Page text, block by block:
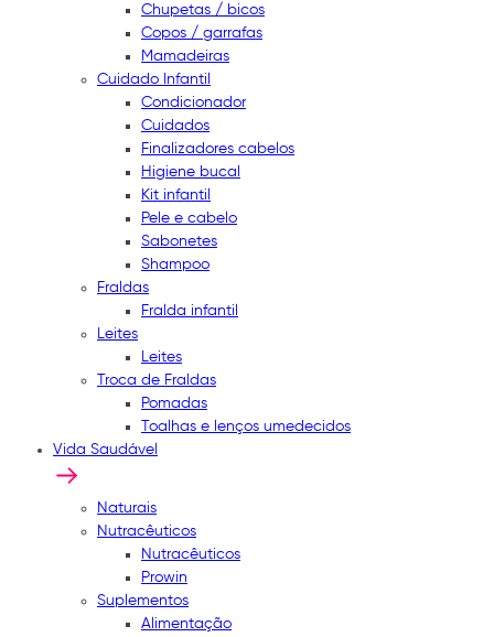
Chupetas / bicos
Copos / garrafas
Mamadeiras
Cuidado Infantil
Condicionador
Cuidados
Finalizadores cabelos
Higiene bucal
Kit infantil
Pele e cabelo
Sabonetes
Shampoo
Fraldas
Fralda infantil
Leites
Leites
Troca de Fraldas
Pomadas
Toalhas e lenços umedecidos
Vida Saudável
Naturais
Nutracêuticos
Nutracêuticos
Prowin
Suplementos
Alimentação